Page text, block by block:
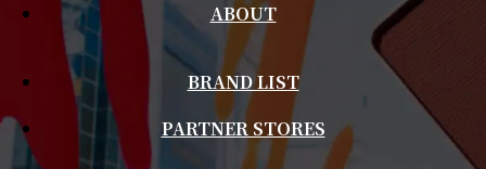
ABOUT
BRAND LIST
PARTNER STORES